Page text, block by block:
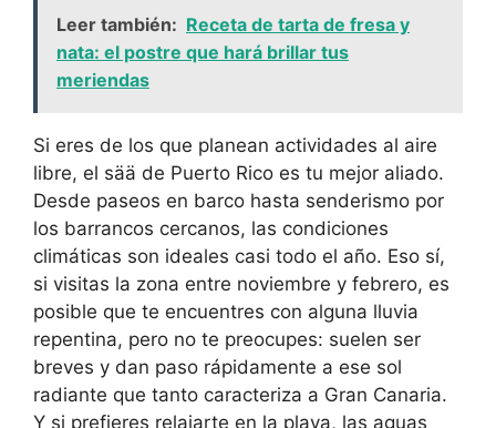
Leer también: Receta de tarta de fresa y
nata: el postre que hará brillar tus
meriendas
Si eres de los que planean actividades al aire
libre, el sää de Puerto Rico es tu mejor aliado.
Desde paseos en barco hasta senderismo por
los barrancos cercanos, las condiciones
climáticas son ideales casi todo el año. Eso sí,
si visitas la zona entre noviembre y febrero, es
posible que te encuentres con alguna lluvia
repentina, pero no te preocupes: suelen ser
breves y dan paso rápidamente a ese sol
radiante que tanto caracteriza a Gran Canaria.
Y si prefieres relajarte en la playa, las aguas